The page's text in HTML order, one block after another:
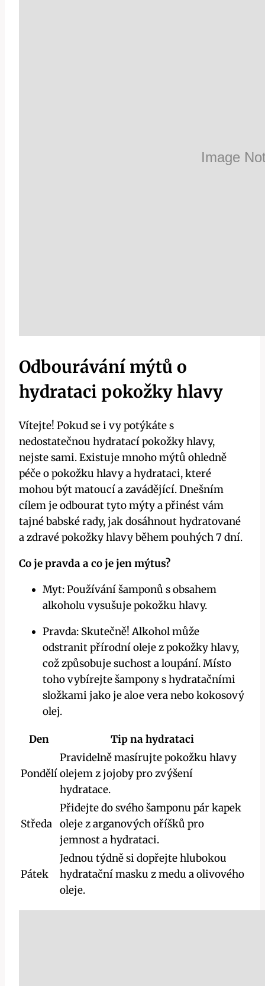
Odbourávání mýtů o
hydrataci pokožky hlavy
Vítejte! Pokud se i vy potýkáte s
nedostatečnou hydratací pokožky hlavy,
nejste sami. Existuje mnoho mýtů ohledně
péče o pokožku hlavy a hydrataci, které
mohou být matoucí a zavádějící. Dnešním
cílem je odbourat tyto mýty a přinést vám
tajné babské rady, jak dosáhnout hydratované
a zdravé pokožky hlavy během pouhých 7 dní.
Co je pravda a co je jen mýtus?
Myt: Používání šamponů s obsahem
alkoholu vysušuje pokožku hlavy.
Pravda: Skutečně! Alkohol může
odstranit přírodní oleje z pokožky hlavy,
což způsobuje suchost a loupání. Místo
toho vybírejte šampony s hydratačními
složkami jako je aloe vera nebo kokosový
olej.
Den Tip na hydrataci
Pondělí
Pravidelně masírujte pokožku hlavy
olejem z jojoby pro zvýšení
hydratace.
Středa
Přidejte do svého šamponu pár kapek
oleje z arganových oříšků pro
jemnost a hydrataci.
Pátek
Jednou týdně si dopřejte hlubokou
hydratační masku z medu a olivového
oleje.